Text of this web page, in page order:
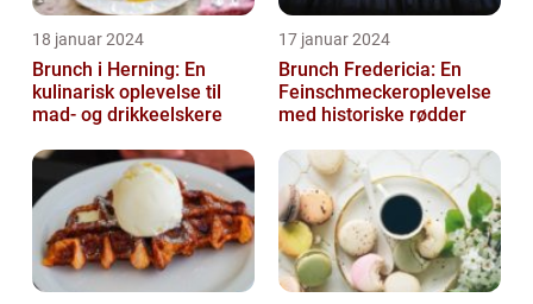
18 januar 2024
Brunch i Herning: En
kulinarisk oplevelse til
mad- og drikkeelskere
17 januar 2024
Brunch Fredericia: En
Feinschmeckeroplevelse
med historiske rødder